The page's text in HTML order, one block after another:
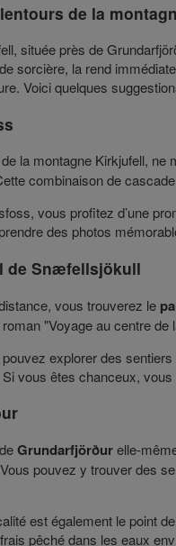
de la
située près de
sorcière, la rend
Voici quelques
la montagne Kirkjufell, ne
combinaison de
vous profitez d’une
des photos
de Snæfellsjökull
vous trouverez le
"Voyage au centre de
explorer des
vous êtes chanceux,
Grundarfjörðurelle-
pouvez y trouver des
est également le point
pêché dans les eaux